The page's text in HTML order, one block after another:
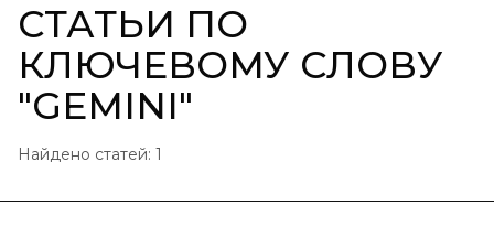
СТАТЬИ ПО
КЛЮЧЕВОМУ СЛОВУ
"GEMINI"
Найдено статей: 1